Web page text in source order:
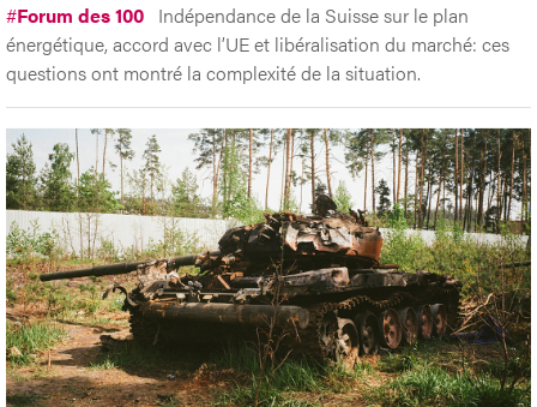
#Forum des 100 Indépendance de la Suisse sur le plan
énergétique, accord avec l’UE et libéralisation du marché: ces
questions ont montré la complexité de la situation.